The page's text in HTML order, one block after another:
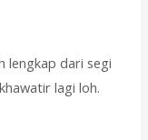
lengkap dari segi
lagi loh.